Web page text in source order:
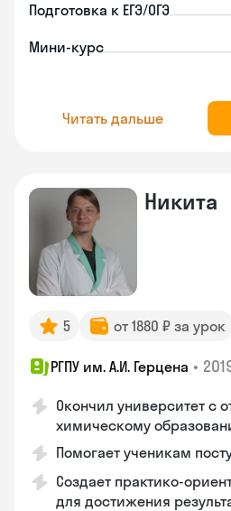
Подготовка к ЕГЭ/ОГЭ
Мини-курс
Читать дальше
Никита
5 от 1880 ₽ за урок
РГПУ им. А.И. Герцена •
Окончил университет с
химическому
Помогает ученикам
Создает практико-
для достижения